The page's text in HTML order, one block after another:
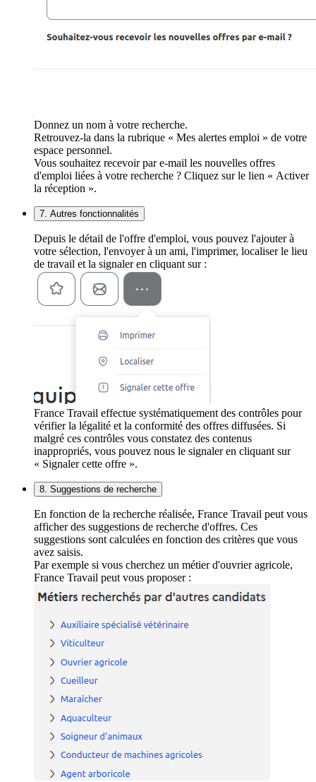
Donnez un nom à votre recherche.
Retrouvez-la dans la rubrique « Mes alertes emploi » de votre
espace personnel.
Vous souhaitez recevoir par e-mail les nouvelles offres
d'emploi liées à votre recherche ? Cliquez sur le lien « Activer
la réception ».
7. Autres fonctionnalités
Depuis le détail de l'offre d'emploi, vous pouvez l'ajouter à
votre sélection, l'envoyer à un ami, l'imprimer, localiser le lieu
de travail et la signaler en cliquant sur :
France Travail effectue systématiquement des contrôles pour
vérifier la légalité et la conformité des offres diffusées. Si
malgré ces contrôles vous constatez des contenus
inappropriés, vous pouvez nous le signaler en cliquant sur
« Signaler cette offre ».
8. Suggestions de recherche
En fonction de la recherche réalisée, France Travail peut vous
afficher des suggestions de recherche d'offres. Ces
suggestions sont calculées en fonction des critères que vous
avez saisis.
Par exemple si vous cherchez un métier d'ouvrier agricole,
France Travail peut vous proposer :